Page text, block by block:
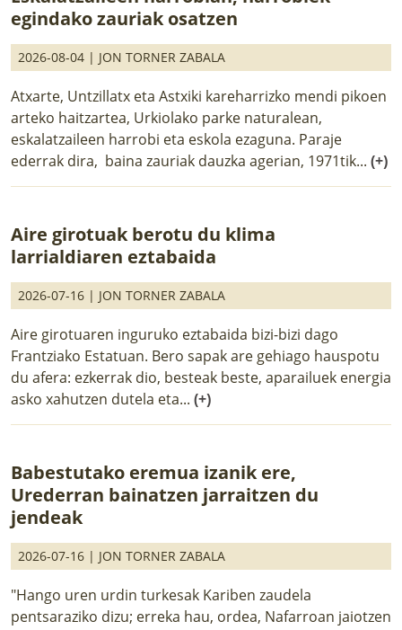
egindako zauriak osatzen
2026-08-04 | JON TORNER ZABALA
Atxarte, Untzillatx eta Astxiki kareharrizko mendi pikoen
arteko haitzartea, Urkiolako parke naturalean,
eskalatzaileen harrobi eta eskola ezaguna. Paraje
ederrak dira, baina zauriak dauzka agerian, 1971tik... (+)
Aire girotuak berotu du klima
larrialdiaren eztabaida
2026-07-16 | JON TORNER ZABALA
Aire girotuaren inguruko eztabaida bizi-bizi dago
Frantziako Estatuan. Bero sapak are gehiago hauspotu
du afera: ezkerrak dio, besteak beste, aparailuek energia
asko xahutzen dutela eta... (+)
Babestutako eremua izanik ere,
Urederran bainatzen jarraitzen du
jendeak
2026-07-16 | JON TORNER ZABALA
"Hango uren urdin turkesak Kariben zaudela
pentsaraziko dizu; erreka hau, ordea, Nafarroan jaiotzen